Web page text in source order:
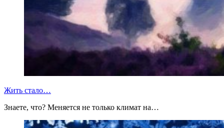
Жить стало…
Знаете, что? Меняется не только климат на…